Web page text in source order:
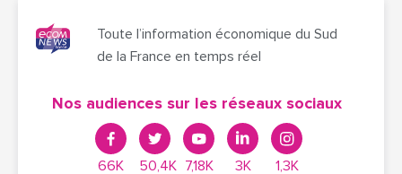
Toute l’information économique du Sud
de la France en temps réel
Nos audiences sur les réseaux sociaux
66K 50,4K 7,18K 3K 1,3K